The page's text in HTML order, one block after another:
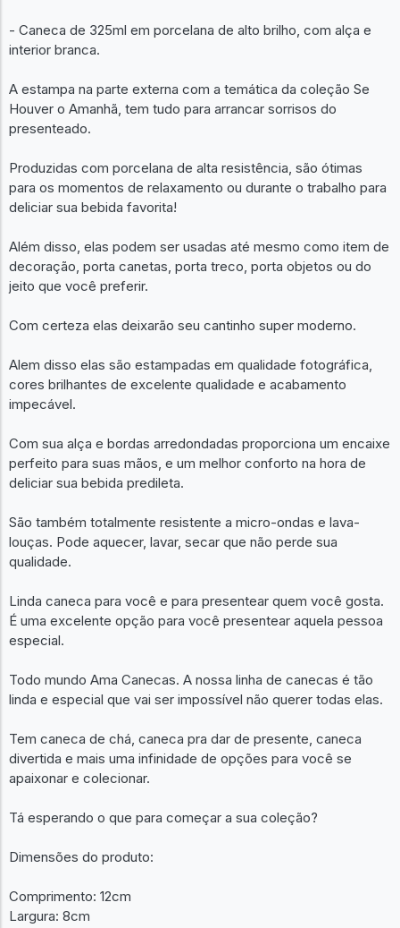
- Caneca de 325ml em porcelana de alto brilho, com alça e
interior branca.
A estampa na parte externa com a temática da coleção Se
Houver o Amanhã, tem tudo para arrancar sorrisos do
presenteado.
Produzidas com porcelana de alta resistência, são ótimas
para os momentos de relaxamento ou durante o trabalho para
deliciar sua bebida favorita!
Além disso, elas podem ser usadas até mesmo como item de
decoração, porta canetas, porta treco, porta objetos ou do
jeito que você preferir.
Com certeza elas deixarão seu cantinho super moderno.
Alem disso elas são estampadas em qualidade fotográfica,
cores brilhantes de excelente qualidade e acabamento
impecável.
Com sua alça e bordas arredondadas proporciona um encaixe
perfeito para suas mãos, e um melhor conforto na hora de
deliciar sua bebida predileta.
São também totalmente resistente a micro-ondas e lava-
louças. Pode aquecer, lavar, secar que não perde sua
qualidade.
Linda caneca para você e para presentear quem você gosta.
É uma excelente opção para você presentear aquela pessoa
especial.
Todo mundo Ama Canecas. A nossa linha de canecas é tão
linda e especial que vai ser impossível não querer todas elas.
Tem caneca de chá, caneca pra dar de presente, caneca
divertida e mais uma infinidade de opções para você se
apaixonar e colecionar.
Tá esperando o que para começar a sua coleção?
Dimensões do produto:
Comprimento: 12cm
Largura: 8cm